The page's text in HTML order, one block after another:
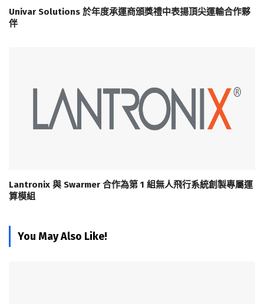
Univar Solutions 於年度承運商頒獎禮中表揚頂尖運輸合作夥
伴
Lantronix 與 Swarmer 合作為第 1 組無人飛行系統創製專屬運
算模組
You May Also Like!